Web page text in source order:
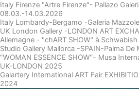
Italy Firenze "Artre Firenze"- Pallazo
08.03.-14.03.2026
Italy Lombardy-Bergamo -Galeria
UK London Gallery -LONDON ART
Allemagne - "chART SHOW" à
Studio Gallery Mallorca -SPAIN-Palma De
"WOMAN ESSENCE SHOW"- Musa
UK-LONDON 2025
Galartery International ART Fair
2024